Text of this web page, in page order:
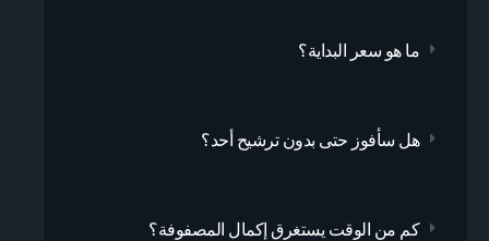
ما هو سعر البداية؟
هل سأفوز حتى بدون ترشيح أحد؟
كم من الوقت يستغرق إكمال المصفوفة؟